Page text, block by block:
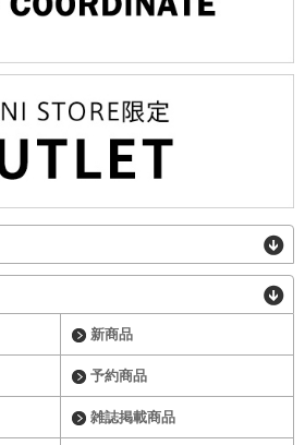
新商品
予約商品
雑誌掲載商品